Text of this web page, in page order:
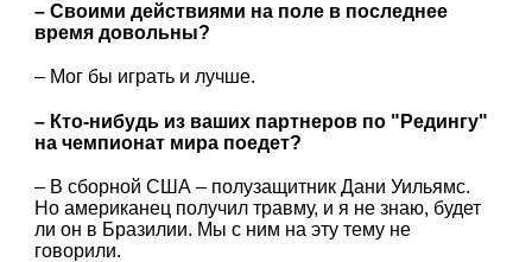
– Своими действиями на поле в последнее
время довольны?
– Мог бы играть и лучше.
– Кто-нибудь из ваших партнеров по "Редингу"
на чемпионат мира поедет?
– В сборной США – полузащитник Дани Уильямс.
Но американец получил травму, и я не знаю, будет
ли он в Бразилии. Мы с ним на эту тему не
говорили.